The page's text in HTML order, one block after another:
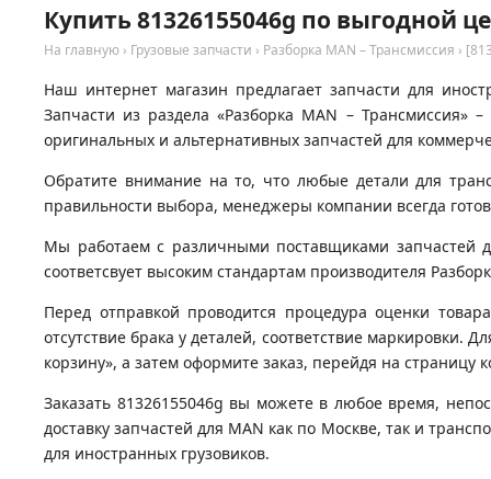
Купить 81326155046g по выгодной
На главную › Грузовые запчасти › Разборка MAN – Трансмиссия ›
Наш интернет магазин предлагает запчасти для
Запчасти из раздела «Разборка MAN –
оригинальных и альтернативных запчастей для
Обратите внимание на то, что любые детали для
правильности выбора, менеджеры компании всегда
Мы работаем с различными поставщиками запчастей
соответсвует высоким стандартам производителя
Перед отправкой проводится процедура оценки
отсутствие брака у деталей, соответствие маркировки.
корзину», а затем оформите заказ, перейдя на страницу
Заказать 81326155046g вы можете в любое время,
доставку запчастей для MAN как по Москве, так и
для иностранных грузовиков.